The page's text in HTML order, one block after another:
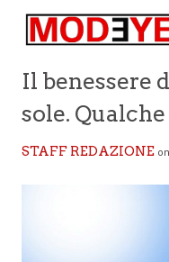
Il benessere
sole.
STAFF REDAZIONE